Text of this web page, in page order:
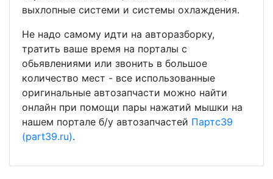
выхлопные системи и системы охлаждения.
Не надо самому идти на авторазборку,
тратить ваше время на порталы с
обьявлениями или звонить в большое
количество мест - все использованные
оригинальные автозапчасти можно найти
онлайн при помощи пары нажатий мышки на
нашем портале б/у автозапчастей Партс39
(part39.ru).